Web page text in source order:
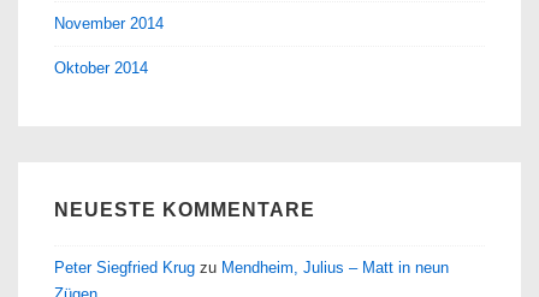
November 2014
Oktober 2014
NEUESTE KOMMENTARE
Peter Siegfried Krug zu Mendheim, Julius – Matt in neun